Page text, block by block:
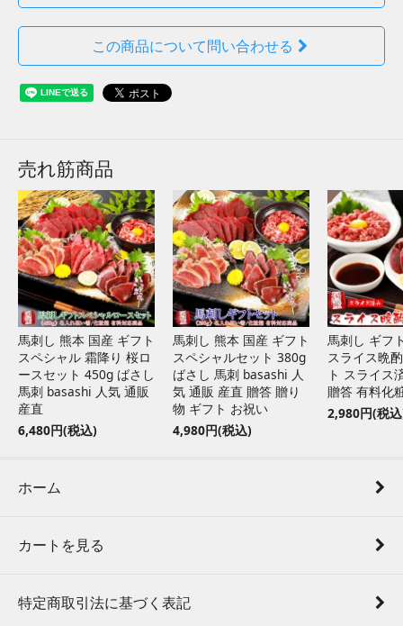
この商品について問い合わせる
売れ筋商品
馬刺し 熊本 国産 ギフト
スペシャル 霜降り 桜ロ
ースセット 450g ばさし
馬刺 basashi 人気 通販
産直
6,480円(税込)
馬刺し 熊本 国産 ギフト
スペシャルセット 380g
ばさし 馬刺 basashi 人
気 通販 産直 贈答 贈り
物 ギフト お祝い
4,980円(税込)
馬刺し ギフ
スライス晩
ト スライス
贈答 有料化
2,980円(税
ホーム
カートを見る
特定商取引法に基づく表記